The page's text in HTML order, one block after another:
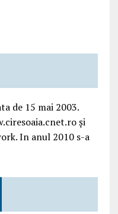
de 15 mai 2003.
și
In anul 2010 s-a